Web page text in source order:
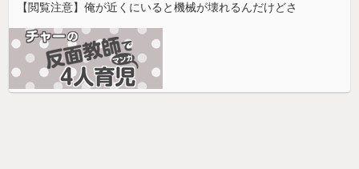
【閲覧注意】俺が近くにいると機械が壊れるんだけどさ